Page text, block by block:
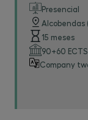
Presencial
Alcobendas
15 meses
90+60 ECTS
Company